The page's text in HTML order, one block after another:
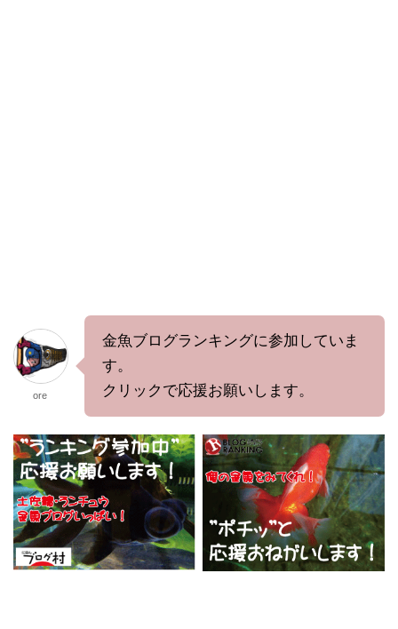
ore
金魚ブログランキングに参加していま
す。
クリックで応援お願いします。